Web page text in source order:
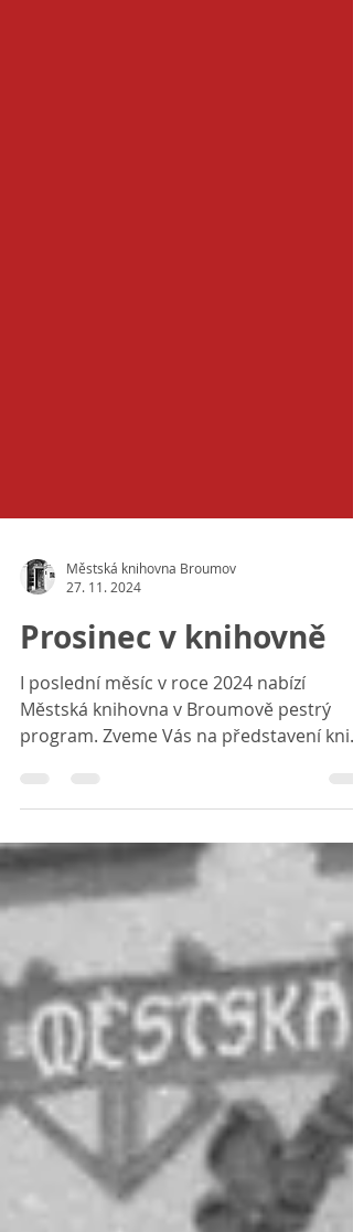
27. 11. 2024
Prosinec v knihovně
I poslední měsíc v roce 2024 nabízí
Městská knihovna v Broumově pestrý
Elbe autora Luboše Palaty,...